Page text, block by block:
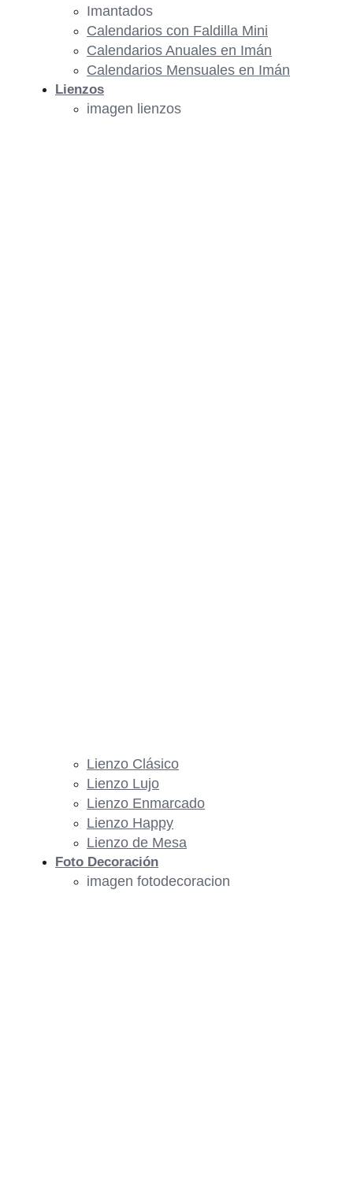
Imantados
Calendarios con Faldilla Mini
Calendarios Anuales en Imán
Calendarios Mensuales en Imán
Lienzos
imagen lienzos
Lienzo Clásico
Lienzo Lujo
Lienzo Enmarcado
Lienzo Happy
Lienzo de Mesa
Foto Decoración
imagen fotodecoracion